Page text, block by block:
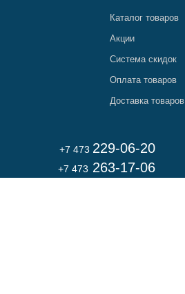
Каталог товаров
Акции
Система скидок
Оплата товаров
Доставка товаров
+7 473 229-06-20
+7 473 263-17-06